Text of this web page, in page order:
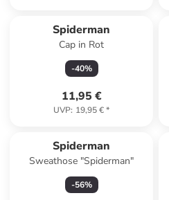
Spiderman
Cap in Rot
-40%
11,95 €
UVP: 19,95 €*
Spiderman
Sweathose "Spiderman"
-56%